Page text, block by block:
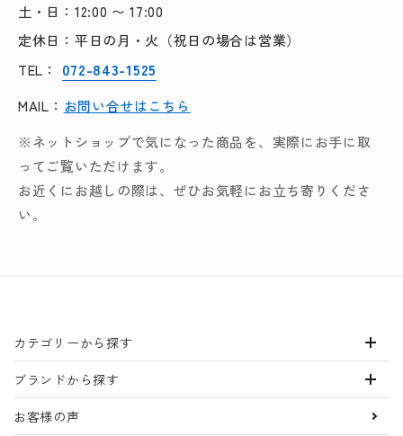
土・日：12:00 〜 17:00
定休日：平日の月・火（祝日の場合は営業）
TEL：
072-843-1525
MAIL： お問い合せはこちら
※ネットショップで気になった商品を、実際にお手に取
ってご覧いただけます。
お近くにお越しの際は、ぜひお気軽にお立ち寄りくださ
い。
カテゴリーから探す
ブランドから探す
お客様の声